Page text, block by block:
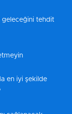
geleceğini tehdit
en iyi şekilde